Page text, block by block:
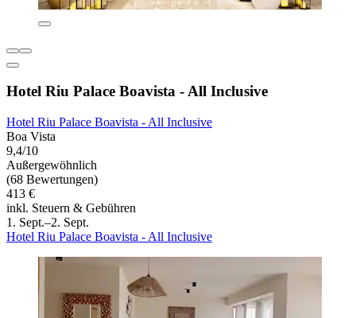
Hotel Riu Palace Boavista - All Inclusive
Hotel Riu Palace Boavista - All Inclusive
Boa Vista
9,4/10
Außergewöhnlich
(68 Bewertungen)
413 €
inkl. Steuern & Gebühren
1. Sept.–2. Sept.
Hotel Riu Palace Boavista - All Inclusive